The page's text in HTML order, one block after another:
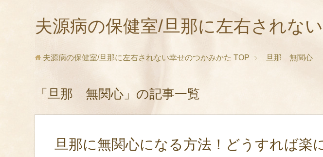
夫源病の保健室/旦那に左右されな
夫源病の保健室/旦那に左右されない幸せのつかみかた TOP 旦那 無関心
「旦那 無関心」の記事一覧
旦那に無関心になる方法！どうすれば楽